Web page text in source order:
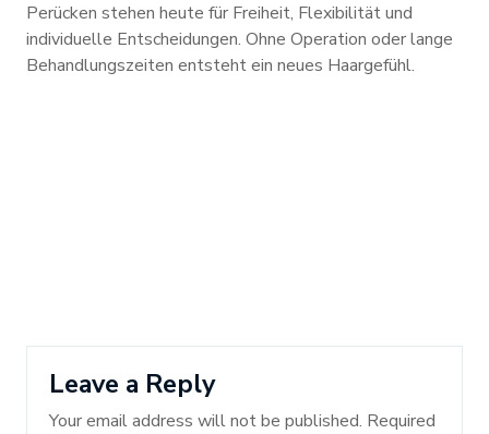
Perücken stehen heute für Freiheit, Flexibilität und
individuelle Entscheidungen. Ohne Operation oder lange
Behandlungszeiten entsteht ein neues Haargefühl.
Leave a Reply
Your email address will not be published. Required